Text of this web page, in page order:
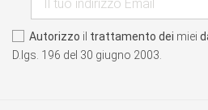
Autorizzo il trattamento dei miei
D.lgs. 196 del 30 giugno 2003.